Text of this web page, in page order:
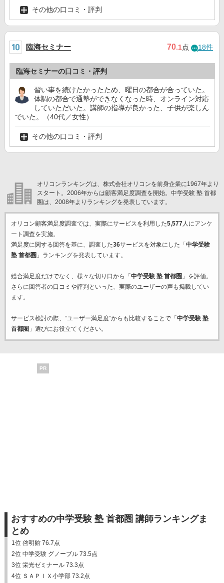
その他の口コミ・評判
臨海セミナー 70.1点 18件
臨海セミナーの口コミ・評判
習い事を続けたかったため、曜日の都合が合っていた。
体調の都合で通塾ができなくなった時、オンライン対応
していただいた。講師の指導が良かった、子供が楽しん
でいた。（40代／女性）
その他の口コミ・評判
オリコンランキングは、株式会社オリコンを前身企業に1967年より
スタート。2006年からは顧客満足度調査を開始。中学受験 塾 首都
圏は、2008年よりランキングを発表しています。
オリコン顧客満足度調査では、実際にサービスを利用した5,577人にアンケ
ート調査を実施。
満足度に関する回答を基に、調査した36サービスを対象にした「 中学受験
塾 首都圏 」ランキングを発表しています。
総合満足度だけでなく、様々な切り口から「 中学受験 塾 首都圏 」を評価。
さらに回答者の口コミや評判といった、実際のユーザーの声も掲載してい
ます。
サービス検討の際、“ユーザー満足度”からも比較することで「 中学受験 塾
首都圏 」選びにお役立てください。
PR
おすすめの中学受験 塾 首都圏 講師ランキングま
とめ
1位 啓明館 76.7点
2位 中学受験 グノーブル 73.5点
3位 栄光ゼミナール 73.3点
4位 ＳＡＰＩＸ小学部 73.2点